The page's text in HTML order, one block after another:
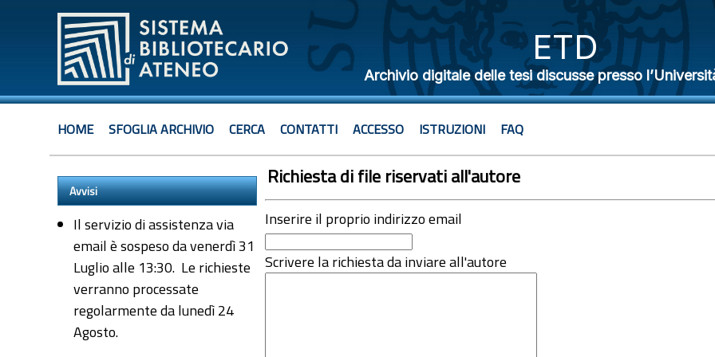
ETD
Archivio digitale delle tesi discusse presso
HOME SFOGLIA ARCHIVIO CERCA CONTATTI ACCESSO ISTRUZIONI FAQ
Avvisi
Il servizio di assistenza via
email è sospeso da venerdì 31
Luglio alle 13:30. Le richieste
verranno processate
regolarmente da lunedì 24
Agosto.
Richiesta di file riservati all'autore
Inserire il proprio indirizzo email
Scrivere la richiesta da inviare all'autore